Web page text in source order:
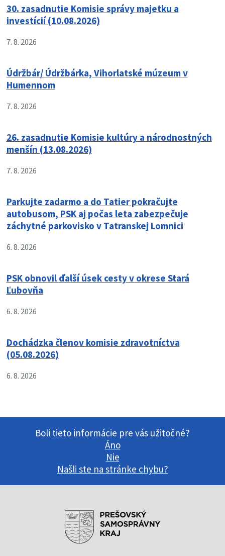
30. zasadnutie Komisie správy majetku a
investícií (10.08.2026)
7. 8. 2026
Údržbár/ Údržbárka, Vihorlatské múzeum v
Humennom
7. 8. 2026
26. zasadnutie Komisie kultúry a národnostných
menšín (13.08.2026)
7. 8. 2026
Parkujte zadarmo a do Tatier pokračujte
autobusom, PSK aj počas leta zabezpečuje
záchytné parkovisko v Tatranskej Lomnici
6. 8. 2026
PSK obnovil ďalší úsek cesty v okrese Stará
Ľubovňa
6. 8. 2026
Dochádzka členov komisie zdravotníctva
(05.08.2026)
6. 8. 2026
Boli tieto informácie pre vás užitočné?
Áno
Nie
Našli ste na stránke chybu?